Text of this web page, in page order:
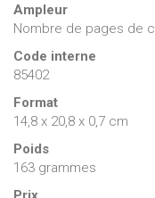
Ampleur
Nombre de pages de
Code interne
85402
Format
14,8 x 20,8 x 0,7 cm
Poids
163 grammes